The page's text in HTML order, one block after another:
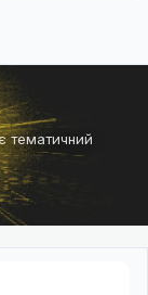
тематичний